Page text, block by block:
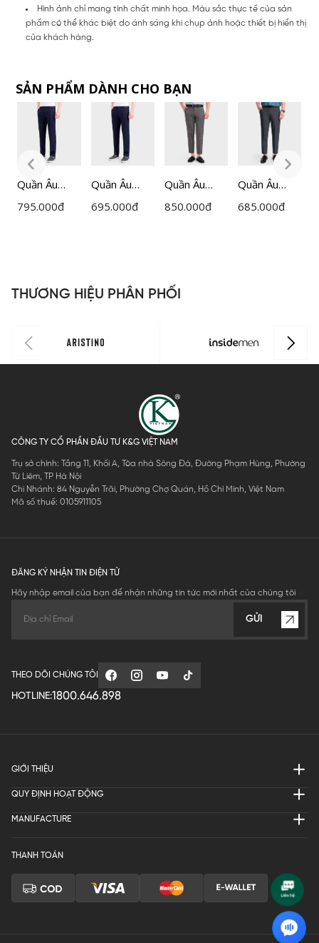
Hình ảnh chỉ mang tính chất minh họa. Màu sắc thực tế của sản
phẩm có thể khác biệt do ánh sáng khi chụp ảnh hoặc thiết bị hiển thị
của khách hàng.
SẢN PHẨM DÀNH CHO BẠN
Quần Âu
Nam
795.000đ
Quần Âu
Nam
695.000đ
Quần Âu
Nam
850.000đ
Quần Âu
Nam
685.000đ
THƯƠNG HIỆU PHÂN PHỐI
CÔNG TY CỔ PHẦN ĐẦU TƯ K&G VIỆT NAM
Trụ sở chính: Tầng 11, Khối A, Tòa nhà Sông Đà, Đường Phạm Hùng, Phường
Từ Liêm, TP Hà Nội
Chi Nhánh: 84 Nguyễn Trãi, Phường Chợ Quán, Hồ Chí Minh, Việt Nam
Mã số thuế: 0105911105
ĐĂNG KÝ NHẬN TIN ĐIỆN TỬ
Hãy nhập email của bạn để nhận những tin tức mới nhất của chúng tôi
GỬI
THEO DÕI CHÚNG TÔI
HOTLINE:1800.646.898
GIỚI THIỆU
QUY ĐỊNH HOẠT ĐỘNG
MANUFACTURE
THANH TOÁN